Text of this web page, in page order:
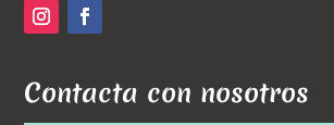
Contacta con nosotros